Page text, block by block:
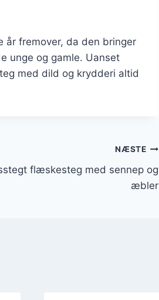
fremover, da den bringer
unge og gamle. Uanset
med dild og krydderi altid
NÆSTE
flæskesteg med sennep og
æbler